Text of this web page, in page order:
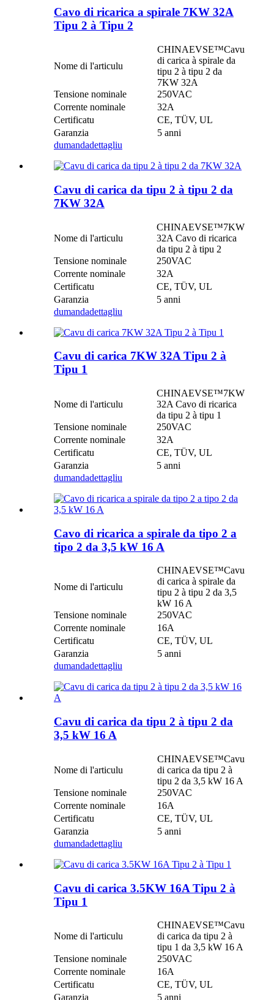
Cavo di ricarica a spirale 7KW 32A
Tipu 2 à Tipu 2
Nome di l'articulu
CHINAEVSE™️Cavu
di carica à spirale da
tipu 2 à tipu 2 da
7KW 32A
Tensione nominale
250VAC
Corrente nominale
32A
Certificatu
CE, TÜV, UL
Garanzia
5 anni
dumandadettagliu
Cavu di carica da tipu 2 à tipu 2 da
7KW 32A
Nome di l'articulu
CHINAEVSE™️7KW
32A Cavo di ricarica
da tipu 2 à tipu 2
Tensione nominale
250VAC
Corrente nominale
32A
Certificatu
CE, TÜV, UL
Garanzia
5 anni
dumandadettagliu
Cavu di carica 7KW 32A Tipu 2 à
Tipu 1
Nome di l'articulu
CHINAEVSE™️7KW
32A Cavo di ricarica
da tipu 2 à tipu 1
Tensione nominale
250VAC
Corrente nominale
32A
Certificatu
CE, TÜV, UL
Garanzia
5 anni
dumandadettagliu
Cavo di ricarica a spirale da tipo 2 a
tipo 2 da 3,5 kW 16 A
Nome di l'articulu
CHINAEVSE™️Cavu
di carica à spirale da
tipu 2 à tipu 2 da 3,5
kW 16 A
Tensione nominale
250VAC
Corrente nominale
16A
Certificatu
CE, TÜV, UL
Garanzia
5 anni
dumandadettagliu
Cavu di carica da tipu 2 à tipu 2 da
3,5 kW 16 A
Nome di l'articulu
CHINAEVSE™️Cavu
di carica da tipu 2 à
tipu 2 da 3,5 kW 16 A
Tensione nominale
250VAC
Corrente nominale
16A
Certificatu
CE, TÜV, UL
Garanzia
5 anni
dumandadettagliu
Cavu di carica 3.5KW 16A Tipu 2 à
Tipu 1
Nome di l'articulu
CHINAEVSE™️Cavu
di carica da tipu 2 à
tipu 1 da 3,5 kW 16 A
Tensione nominale
250VAC
Corrente nominale
16A
Certificatu
CE, TÜV, UL
Garanzia
5 anni